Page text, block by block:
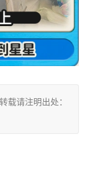
载请注明出处：